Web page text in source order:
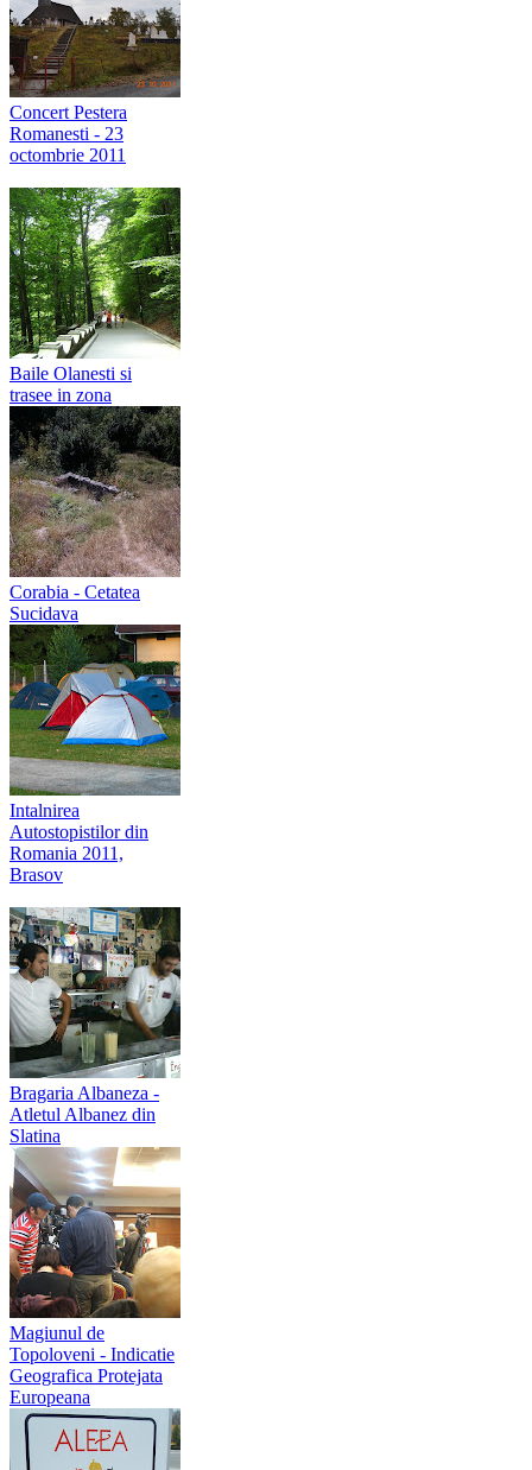
Concert Pestera
Romanesti - 23
octombrie 2011
Baile Olanesti si
trasee in zona
Corabia - Cetatea
Sucidava
Intalnirea
Autostopistilor din
Romania 2011,
Brasov
Bragaria Albaneza -
Atletul Albanez din
Slatina
Magiunul de
Topoloveni - Indicatie
Geografica Protejata
Europeana